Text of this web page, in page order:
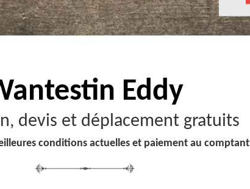
Eddy
devis et déplacement gratuits
conditions actuelles et paiement au comptant